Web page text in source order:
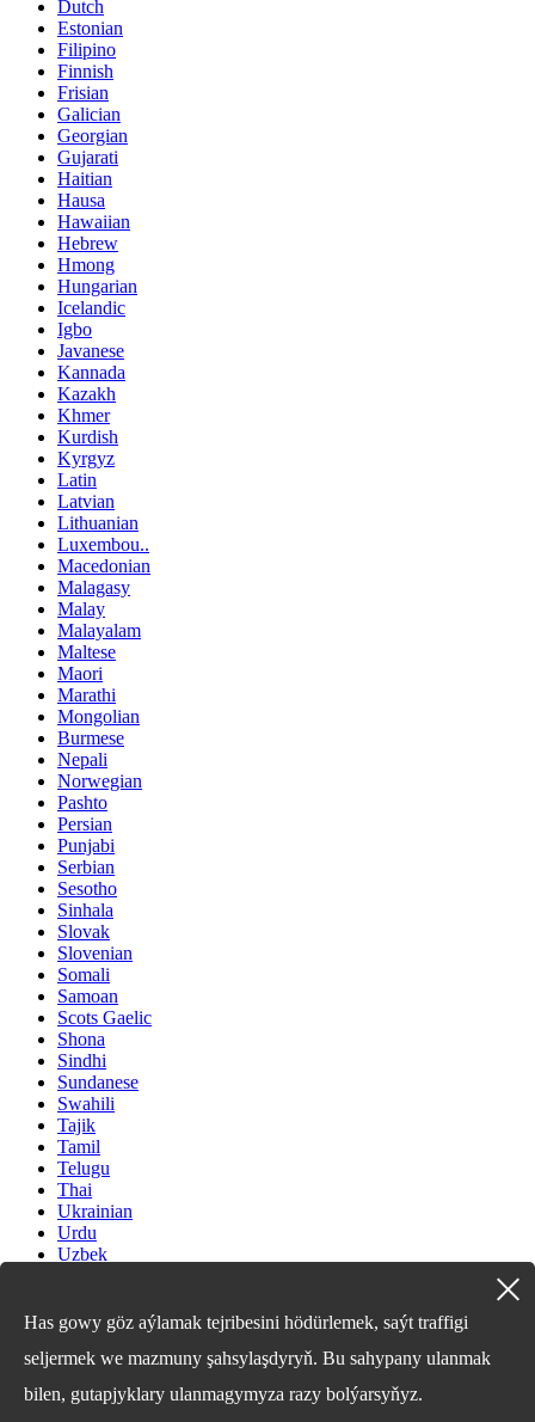
Dutch
Estonian
Filipino
Finnish
Frisian
Galician
Georgian
Gujarati
Haitian
Hausa
Hawaiian
Hebrew
Hmong
Hungarian
Icelandic
Igbo
Javanese
Kannada
Kazakh
Khmer
Kurdish
Kyrgyz
Latin
Latvian
Lithuanian
Luxembou..
Macedonian
Malagasy
Malay
Malayalam
Maltese
Maori
Marathi
Mongolian
Burmese
Nepali
Norwegian
Pashto
Persian
Punjabi
Serbian
Sesotho
Sinhala
Slovak
Slovenian
Somali
Samoan
Scots Gaelic
Shona
Sindhi
Sundanese
Swahili
Tajik
Tamil
Telugu
Thai
Ukrainian
Urdu
Uzbek
Xhosa
Yoruba
Kinyarwanda
Has gowy göz aýlamak tejribesini hödürlemek, saýt traffigi
seljermek we mazmuny şahsylaşdyryň. Bu sahypany ulanmak
bilen, gutapjyklary ulanmagymyza razy bolýarsyňyz.